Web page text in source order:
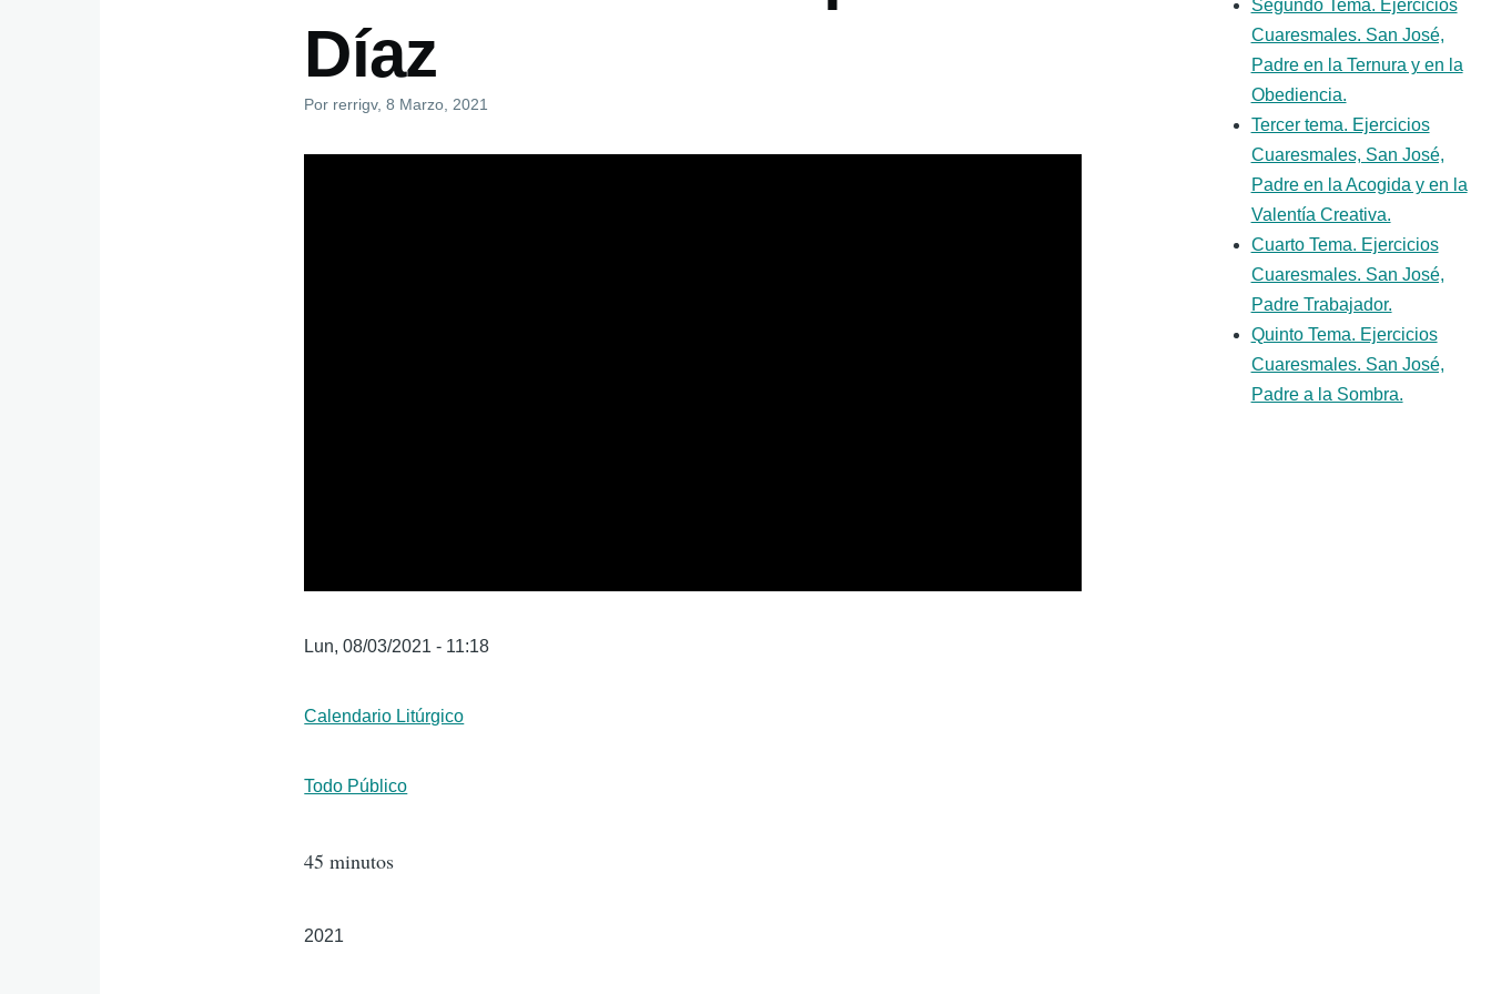
Díaz
Por rerrigv, 8 Marzo, 2021
Fecha
transmisión
Lun, 08/03/2021 - 11:18
Formato
Calendario Litúrgico
Público
Todo Público
Duración
45 minutos
Año
2021
Segundo Tema. Ejercicios
Cuaresmales. San José,
Padre en la Ternura y en la
Obediencia.
Tercer tema. Ejercicios
Cuaresmales, San José,
Padre en la Acogida y en la
Valentía Creativa.
Cuarto Tema. Ejercicios
Cuaresmales. San José,
Padre Trabajador.
Quinto Tema. Ejercicios
Cuaresmales. San José,
Padre a la Sombra.